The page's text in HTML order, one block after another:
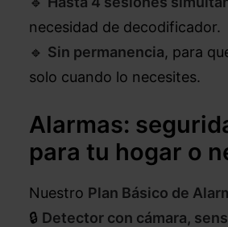
necesidad de decodificador.
🔹 Sin permanencia, para
solo cuando lo necesites.
Alarmas:
para tu hogar o
Nuestro Plan Básico de
🔒 Detector con cámara,